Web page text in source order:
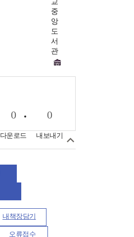
교
중
앙
도
서
관
0
다운로드
0
내보내기
내책장담기
오류접수